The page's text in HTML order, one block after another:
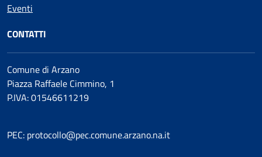
Eventi
CONTATTI
Comune di Arzano
Piazza Raffaele Cimmino, 1
P.IVA: 01546611219
PEC: protocollo@pec.comune.arzano.na.it